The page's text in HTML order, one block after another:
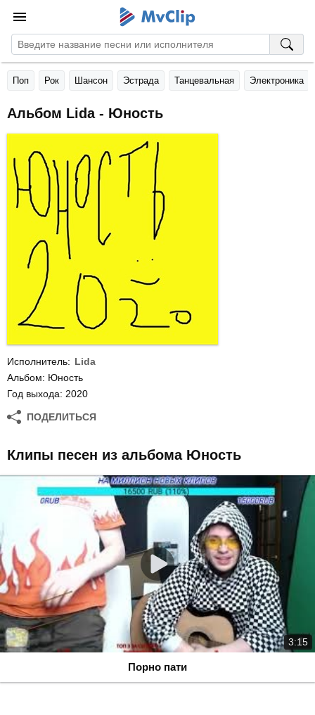
Поп Рок Шансон Эстрада Танцевальная Электроника
Альбом Lida - Юность
Исполнитель: Lida
Альбом: Юность
Год выхода: 2020
ПОДЕЛИТЬСЯ
Клипы песен из альбома Юность
3:15
Порно пати